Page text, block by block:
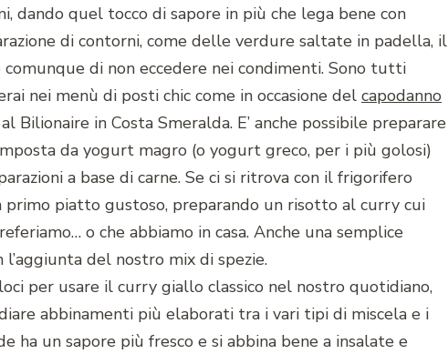
dando quel tocco di sapore in più che lega bene con
di contorni, come delle verdure saltate in padella, il
di non eccedere nei condimenti. Sono tutti
nei menù di posti chic come in occasione del capodanno
Bilionaire in Costa Smeralda. E’ anche possibile preparare
da yogurt magro (o yogurt greco, per i più golosi)
a base di carne. Se ci si ritrova con il frigorifero
primo piatto gustoso, preparando un risotto al curry cui
o che abbiamo in casa. Anche una semplice
del nostro mix di spezie.
per usare il curry giallo classico nel nostro quotidiano,
abbinamenti più elaborati tra i vari tipi di miscela e i
ha un sapore più fresco e si abbina bene a insalate e